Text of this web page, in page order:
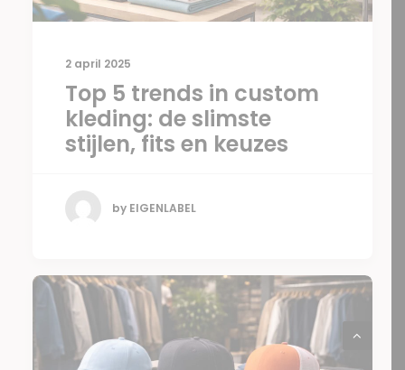
2 april 2025
Top 5 trends in custom
kleding: de slimste
stijlen, fits en keuzes
by EIGENLABEL